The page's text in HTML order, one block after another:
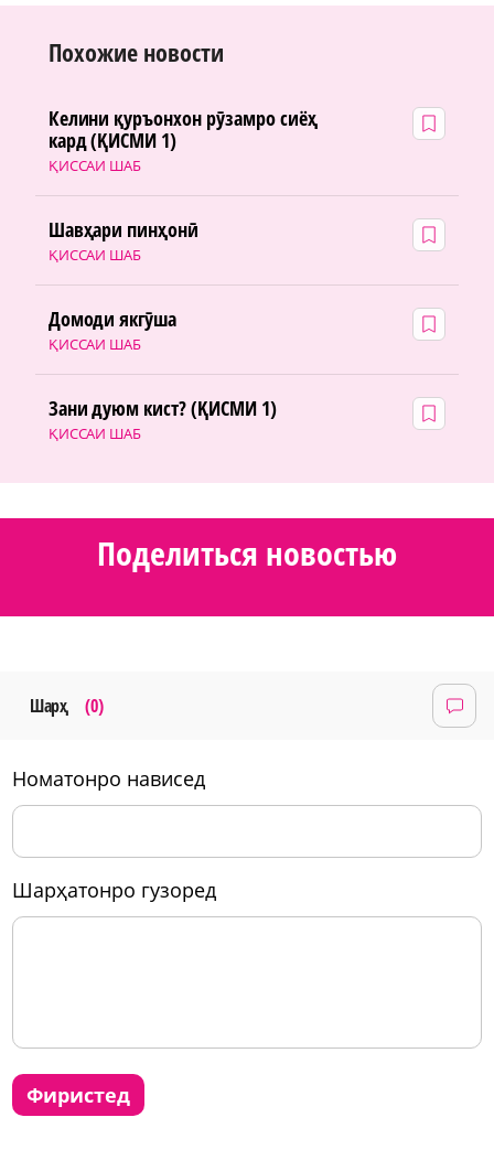
Похожие новости
ҚИССАИ ШАБ
Келини қуръонхон рӯзамро сиёҳ
кард (ҚИСМИ 1)
ҚИССАИ ШАБ
Шавҳари пинҳонӣ
ҚИССАИ ШАБ
Домоди якгӯша
ҚИССАИ ШАБ
Зани дуюм кист? (ҚИСМИ 1)
Поделиться новостью
Шарҳ (0)
номатонро нависед
шарҳатонро гузоред
фиристед